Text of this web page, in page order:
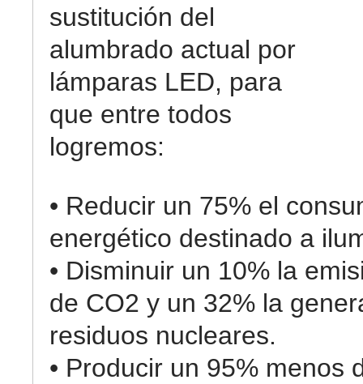
sustitución del
alumbrado actual por
lámparas LED, para
que entre todos
logremos:
• Reducir un 75% el
energético destinado a
• Disminuir un 10% la
de CO2 y un 32% la
residuos nucleares.
• Producir un 95% menos